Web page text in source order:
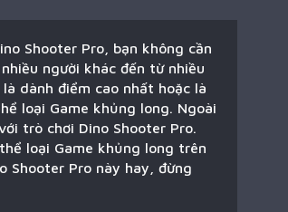
Shooter Pro, bạn không cần
người khác đến từ nhiều
dành điểm cao nhất hoặc là
loại Game khủng long. Ngoài
trò chơi Dino Shooter Pro.
loại Game khủng long trên
Shooter Pro này hay, đừng